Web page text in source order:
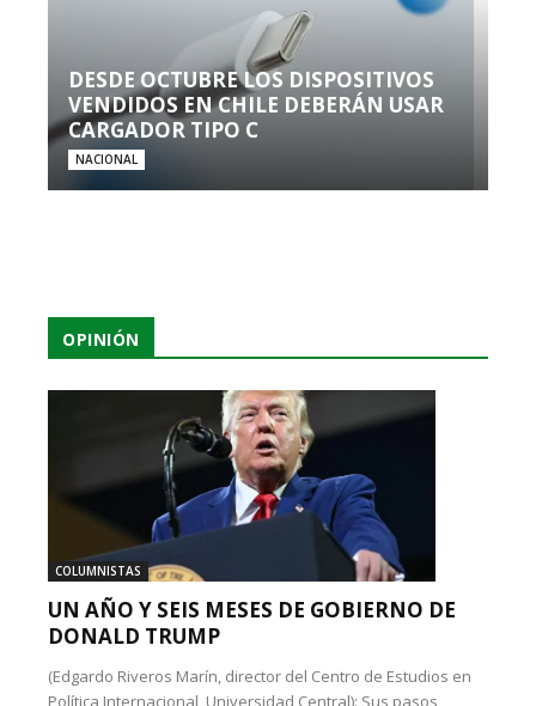
DESDE OCTUBRE LOS DISPOSITIVOS
VENDIDOS EN CHILE DEBERÁN USAR
CARGADOR TIPO C
NACIONAL
OPINIÓN
COLUMNISTAS
UN AÑO Y SEIS MESES DE GOBIERNO DE
DONALD TRUMP
(Edgardo Riveros Marín, director del Centro de Estudios en
Política Internacional, Universidad Central): Sus pasos